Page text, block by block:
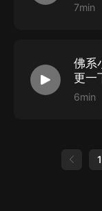
第二步：如果
第三步：如果
話：400-838-5616
7min
佛系
更一
6min
1